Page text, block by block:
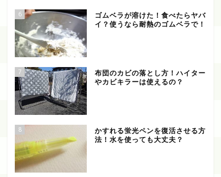
6
ゴムベラが溶けた！食べたらヤバ
イ？使うなら耐熱のゴムベラで！
7
布団のカビの落とし方！ハイター
やカビキラーは使えるの？
8
かすれる蛍光ペンを復活させる方
法！水を使っても大丈夫？